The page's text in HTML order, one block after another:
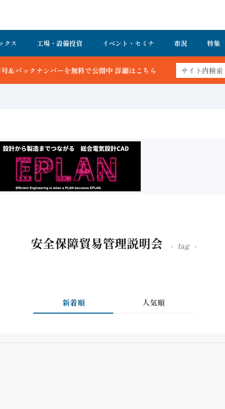
クス 工場・設備投資 イベント・セミナ 市況 特集
無料で公開中 詳細はこちら
安全保障貿易管理説明会 tag
新着順 人気順